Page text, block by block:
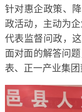
针对惠企政策、
政活动，主动为
代表监督问政，
面对面的解答问
表、正一产业集团